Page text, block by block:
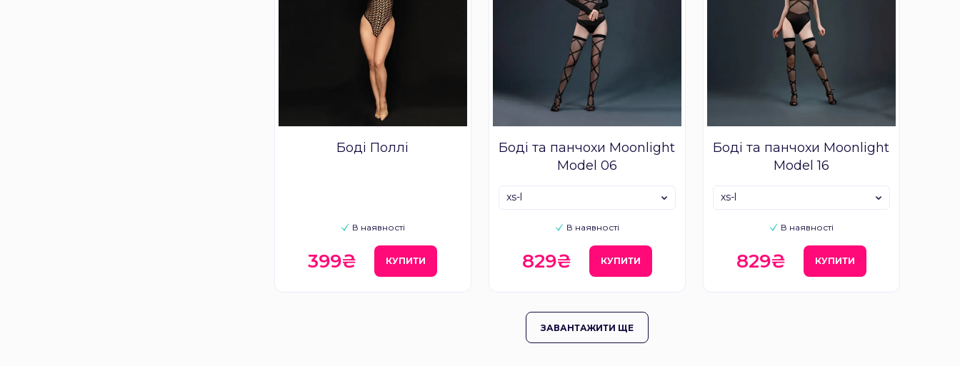
Боді Поллі
В наявності
399₴ КУПИТИ
Боді та панчохи Moonlight
Model 06
В наявності
xs-l
829₴ КУПИТИ
Боді та панчохи Moonlight
Model 16
В наявності
xs-l
829₴ КУПИТИ
ЗАВАНТАЖИТИ ЩЕ